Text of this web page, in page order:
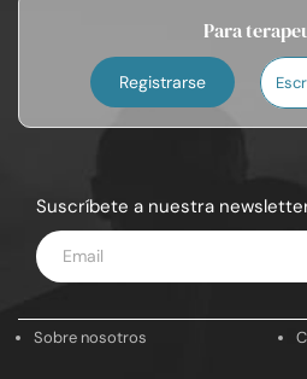
Para
Registrarse
Suscríbete a nuestra
Introduce
tu
Sobre nosotros